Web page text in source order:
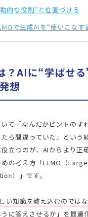
的な役割”と位置づける
で生成AIを“使いこなす
？AIに“学ばせ
想
て「なんだかピントのず
ら間違っていた」という
立つのが、AIからより正
の考え方「LLMO（
）」です。
い知識を教え込むのでは
に答えさせるか」を最適